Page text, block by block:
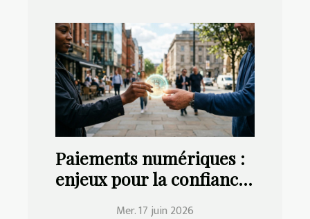
Paiements numériques :
enjeux pour la confiance
Mer. 17 juin 2026